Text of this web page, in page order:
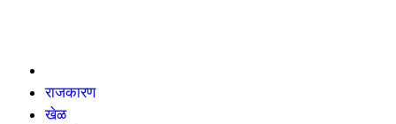
राजकारण
खेळ